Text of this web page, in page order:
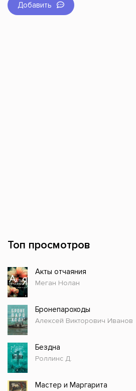
Добавить
Топ просмотров
Акты отчаяния
Меган Нолан
Бронепароходы
Алексей Викторович Иванов
Бездна
Роллинс Д.
Мастер и Маргарита